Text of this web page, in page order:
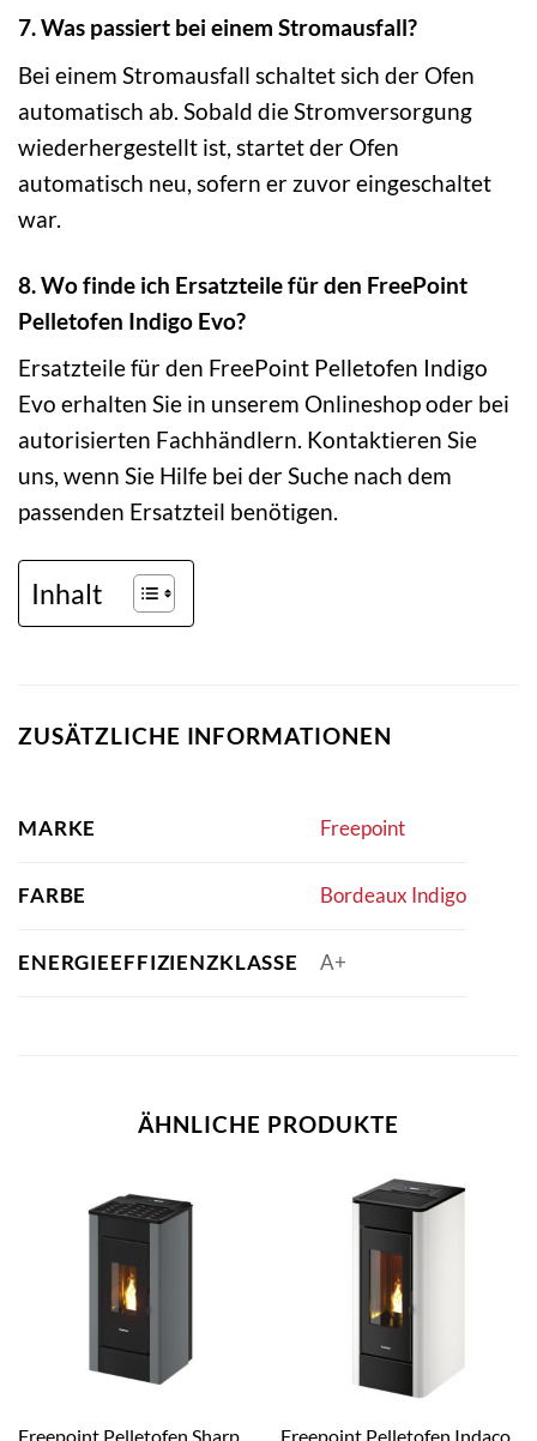
7. Was passiert bei einem Stromausfall?
Bei einem Stromausfall schaltet sich der Ofen
automatisch ab. Sobald die Stromversorgung
wiederhergestellt ist, startet der Ofen
automatisch neu, sofern er zuvor eingeschaltet
war.
8. Wo finde ich Ersatzteile für den FreePoint
Pelletofen Indigo Evo?
Ersatzteile für den FreePoint Pelletofen Indigo
Evo erhalten Sie in unserem Onlineshop oder bei
autorisierten Fachhändlern. Kontaktieren Sie
uns, wenn Sie Hilfe bei der Suche nach dem
passenden Ersatzteil benötigen.
Inhalt
ZUSÄTZLICHE INFORMATIONEN
MARKE Freepoint
FARBE Bordeaux Indigo
ENERGIEEFFIZIENZKLASSE A+
ÄHNLICHE PRODUKTE
Freepoint Pelletofen Sharp Freepoint Pelletofen Indaco